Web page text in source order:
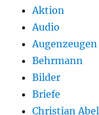
Aktion
Audio
Augenzeugen
Behrmann
Bilder
Briefe
Christian Abel